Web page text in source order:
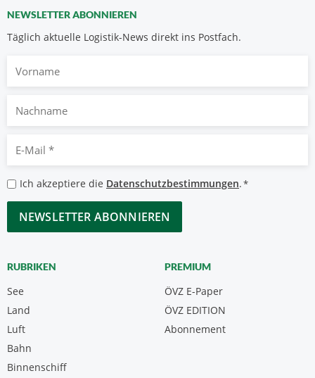
NEWSLETTER ABONNIEREN
Täglich aktuelle Logistik-News direkt ins Postfach.
Nachname
Mail
*
Datenschutzbestimmungen
*
Ich akzeptiere die Datenschutzbestimmungen.*
CAPTCHA
RUBRIKEN
See
Land
Luft
Bahn
Binnenschiff
PREMIUM
ÖVZ E-Paper
Abonnement
ÖVZ EDITION